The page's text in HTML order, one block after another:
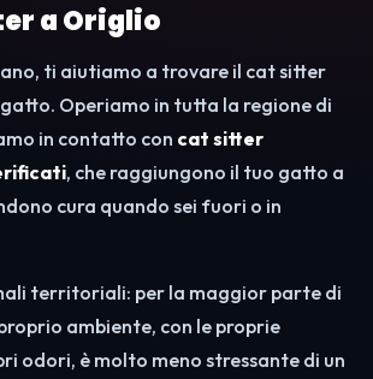
a Origlio
ti aiutiamo a trovare il cat sitter
Operiamo in tutta la regione di
in contatto con cat sitter
, che raggiungono il tuo gatto a
cura quando sei fuori o in
territoriali: per la maggior parte di
ambiente, con le proprie
odori, è molto meno stressante di un